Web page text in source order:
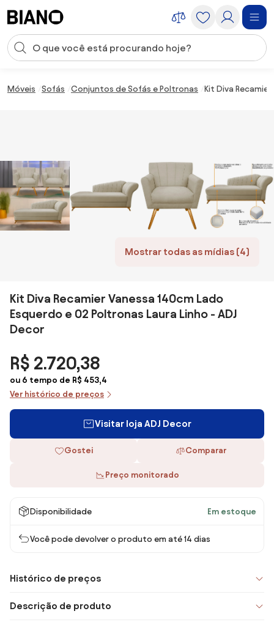
Entrada de pesquisa
Móveis Sofás Conjuntos de Sofás e Poltronas Kit Diva
Mostrar todas as mídias (4)
Kit Diva Recamier Vanessa 140cm Lado
Esquerdo e 02 Poltronas Laura Linho - ADJ
Decor
R$ 2.720,38
ou 6 tempo de R$ 453,4
Ver histórico de preços
Visitar loja ADJ Decor
Gostei Comparar
Preço monitorado
Disponibilidade Em estoque
Você pode devolver o produto em até 14 dias
Histórico de preços
Descrição de produto